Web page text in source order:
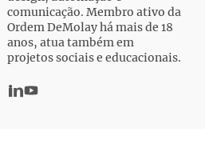
comunicação. Membro ativo da
Ordem DeMolay há mais de 18
anos, atua também em
projetos sociais e educacionais.